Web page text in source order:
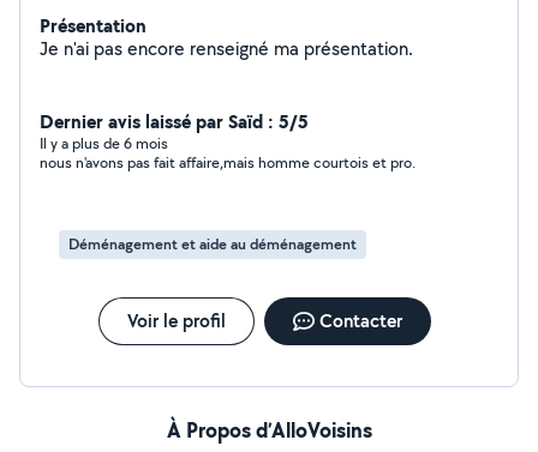
Présentation
Je n'ai pas encore renseigné ma présentation.
Dernier avis laissé par Saïd : 5/5
Il y a plus de 6 mois
nous n'avons pas fait affaire,mais homme courtois et pro.
Déménagement et aide au déménagement
Voir le profil Contacter
À Propos d’AlloVoisins